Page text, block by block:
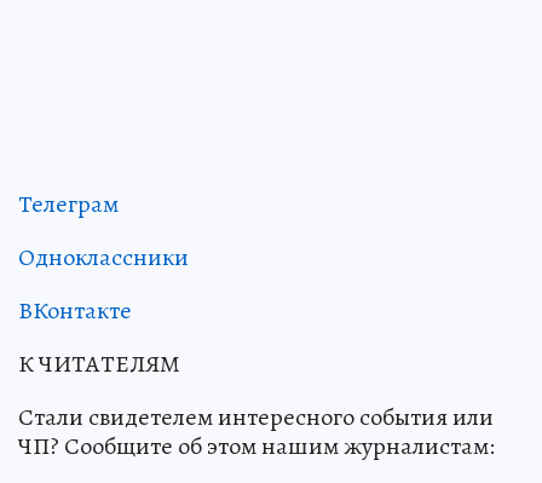
Телеграм
Одноклассники
ВКонтакте
К ЧИТАТЕЛЯМ
Стали свидетелем интересного события или
ЧП? Сообщите об этом нашим журналистам: